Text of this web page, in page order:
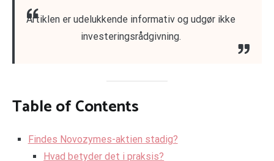
Artiklen er udelukkende informativ og udgør ikke
investeringsrådgivning.
Table of Contents
Findes Novozymes-aktien stadig?
Hvad betyder det i praksis?